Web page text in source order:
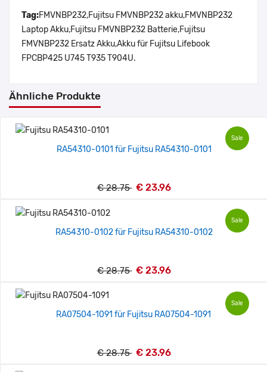
Tag:FMVNBP232,Fujitsu FMVNBP232 akku,FMVNBP232
Laptop Akku,Fujitsu FMVNBP232 Batterie,Fujitsu
FMVNBP232 Ersatz Akku,Akku für Fujitsu Lifebook
FPCBP425 U745 T935 T904U.
Ähnliche Produkte
Sale
RA54310-0101 für Fujitsu RA54310-0101
€ 28.75 € 23.96
Sale
RA54310-0102 für Fujitsu RA54310-0102
€ 28.75 € 23.96
Sale
RA07504-1091 für Fujitsu RA07504-1091
€ 28.75 € 23.96